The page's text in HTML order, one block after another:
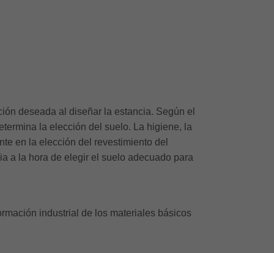
deseada al diseñar la estancia. Según el
la elección del suelo. La higiene, la
en la elección del revestimiento del
a la hora de elegir el suelo adecuado para
industrial de los materiales básicos